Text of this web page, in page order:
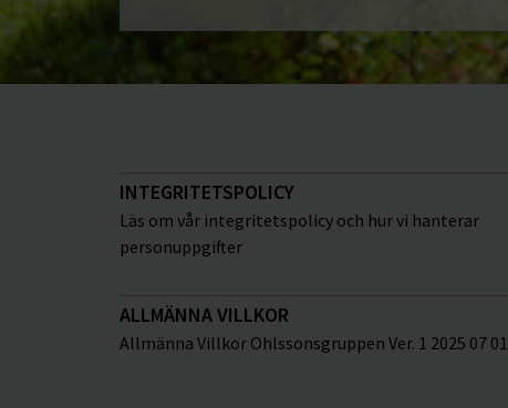
INTEGRITETSPOLICY
Läs om vår integritetspolicy och hur vi hanterar
personuppgifter
ALLMÄNNA VILLKOR
Allmänna Villkor Ohlssonsgruppen Ver. 1 2025 07 01